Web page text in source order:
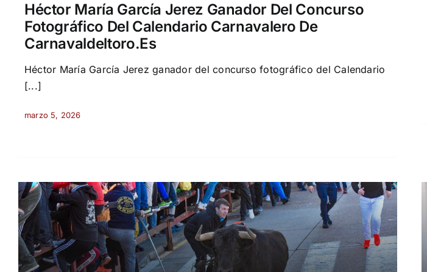
Héctor María García Jerez Ganador Del Concurso
Fotográfico Del Calendario Carnavalero De
Carnavaldeltoro.es
Héctor María García Jerez ganador del concurso fotográfico del Calendario
[...]
marzo 5, 2026